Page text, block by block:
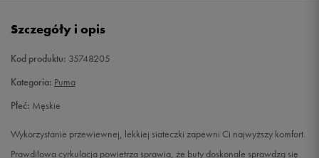
44 28,5 cm
45 29,5 cm Powiadom o dostępności
Szczegóły i opis
Kod produktu: 35748205
Kategoria: Puma
Płeć: Męskie
Wykorzystanie przewiewnej, lekkiej siateczki zapewni Ci najwyższy komfort.
Prawdiłowa cyrkulacja powietrza sprawia, że buty doskonale sprawdzą się